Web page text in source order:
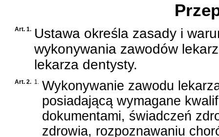
Art. 1. Ustawa określa zasady i
wykonywania zawodów
lekarza dentysty.
Art. 2. 1. Wykonywanie zawodu
posiadającą wymagane
dokumentami, świadczeń
zdrowia, rozpoznawaniu